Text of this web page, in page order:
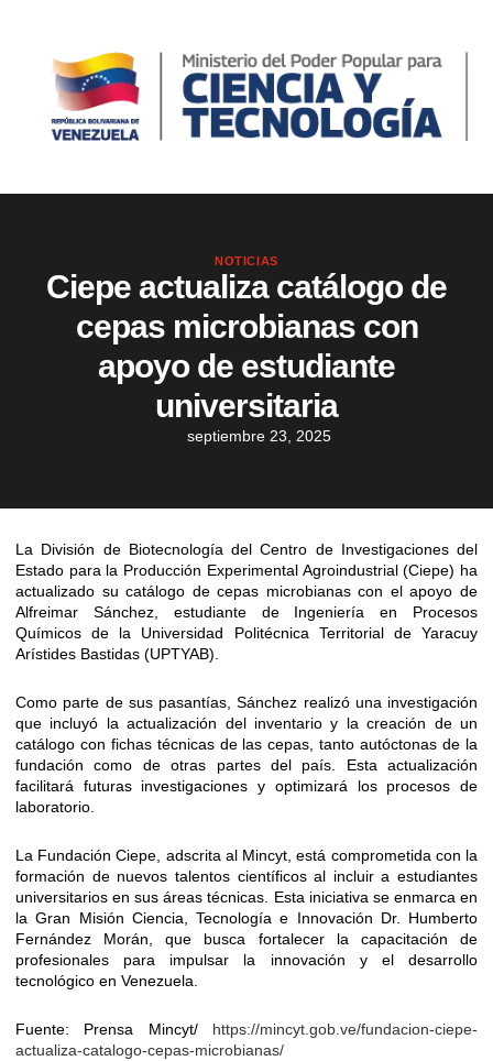
NOTICIAS
Ciepe actualiza catálogo de
cepas microbianas con
apoyo de estudiante
universitaria
septiembre 23, 2025
La División de Biotecnología del Centro de Investigaciones del
Estado para la Producción Experimental Agroindustrial (Ciepe) ha
actualizado su catálogo de cepas microbianas con el apoyo de
Alfreimar Sánchez, estudiante de Ingeniería en Procesos
Químicos de la Universidad Politécnica Territorial de Yaracuy
Arístides Bastidas (UPTYAB).
Como parte de sus pasantías, Sánchez realizó una investigación
que incluyó la actualización del inventario y la creación de un
catálogo con fichas técnicas de las cepas, tanto autóctonas de la
fundación como de otras partes del país. Esta actualización
facilitará futuras investigaciones y optimizará los procesos de
laboratorio.
La Fundación Ciepe, adscrita al Mincyt, está comprometida con la
formación de nuevos talentos científicos al incluir a estudiantes
universitarios en sus áreas técnicas. Esta iniciativa se enmarca en
la Gran Misión Ciencia, Tecnología e Innovación Dr. Humberto
Fernández Morán, que busca fortalecer la capacitación de
profesionales para impulsar la innovación y el desarrollo
tecnológico en Venezuela.
Fuente: Prensa Mincyt/ https://mincyt.gob.ve/fundacion-ciepe-
actualiza-catalogo-cepas-microbianas/